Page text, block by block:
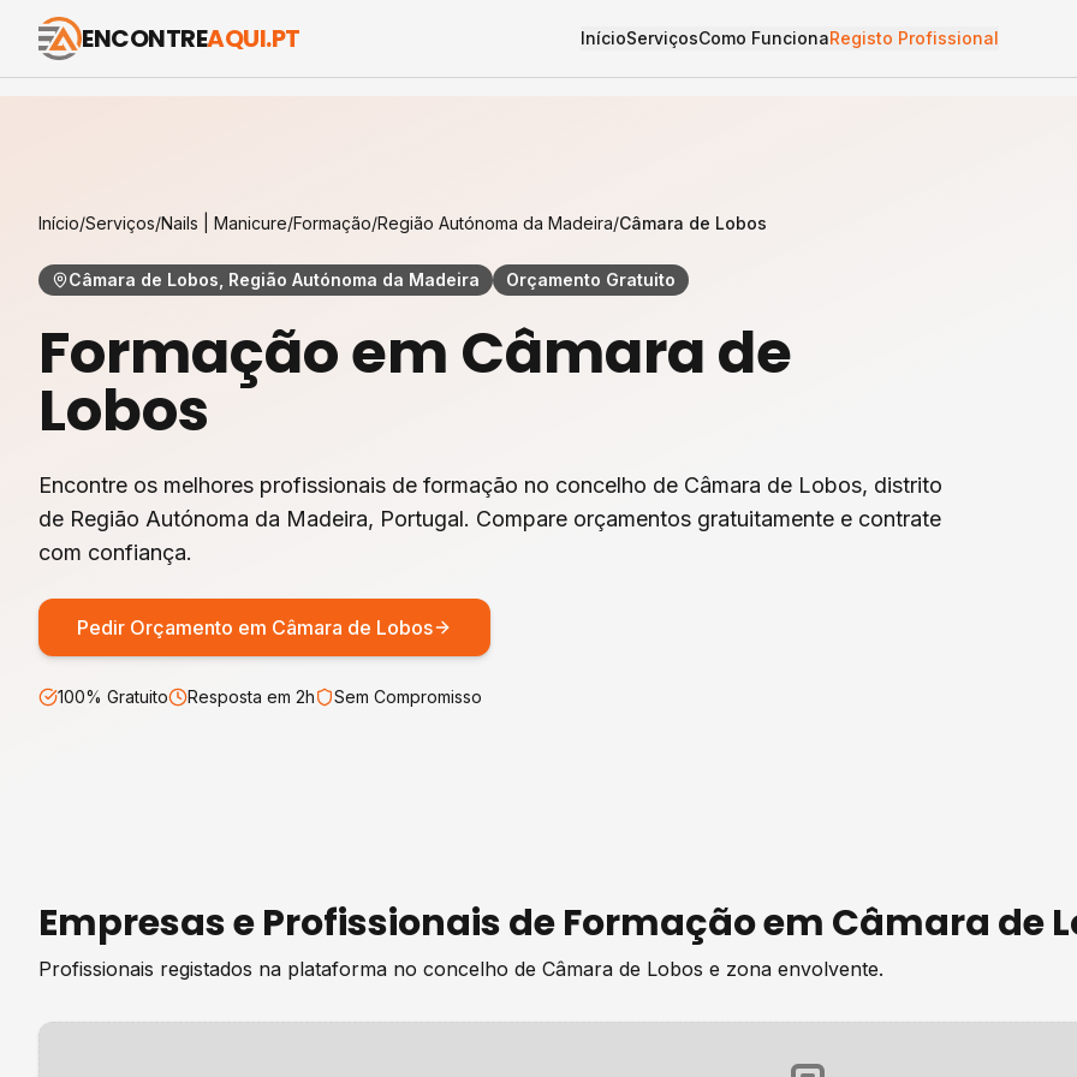
ENCONTREAQUI.PT InícioServiçosComo FuncionaRegisto Profissional
Início/Serviços/Nails | Manicure/Formação/Região Autónoma da Madeira/Câmara de Lobos
Câmara de Lobos, Região Autónoma da Madeira Orçamento Gratuito
Formaçãoem Câmara de
Lobos
Encontre os melhores profissionais de formação no concelho de Câmara de Lobos, distrito
de Região Autónoma da Madeira, Portugal. Compare orçamentos gratuitamente e contrate
com confiança.
Pedir Orçamento em Câmara de Lobos
100% Gratuito Resposta em 2h Sem Compromisso
Empresas e Profissionais deFormaçãoem Câmara de
Profissionais registados na plataforma no concelho de Câmara de Lobos e zona envolvente.